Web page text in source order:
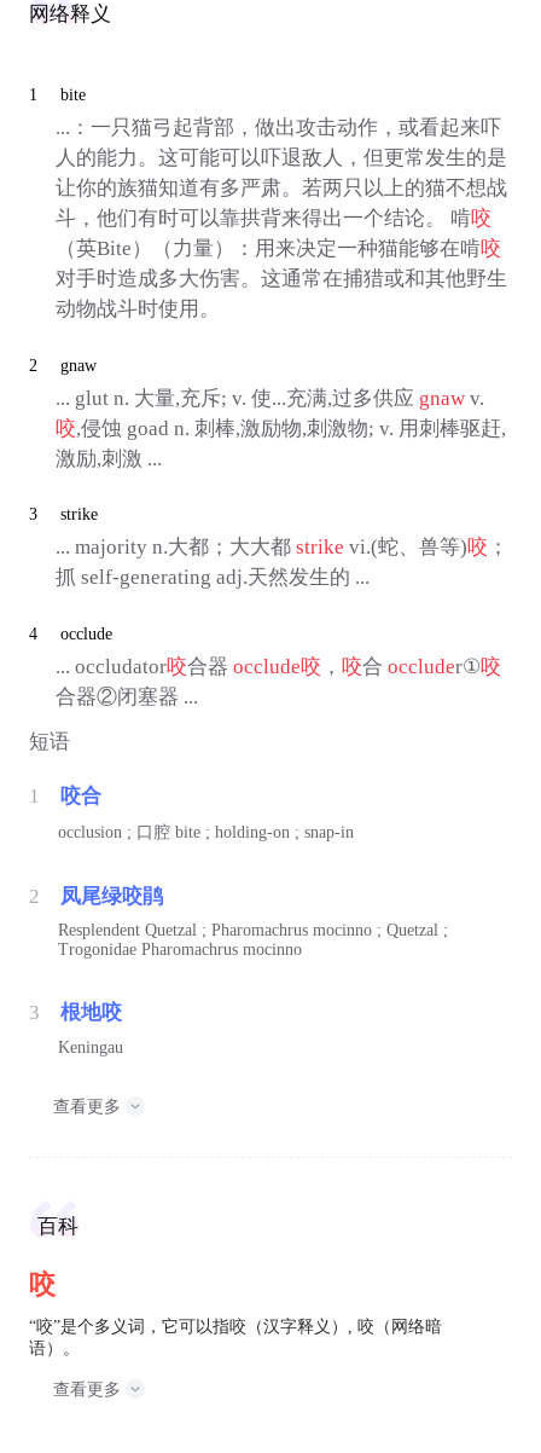
网络释义
1 bite
...：一只猫弓起背部，做出攻击动作，或看起来吓
人的能力。这可能可以吓退敌人，但更常发生的是
让你的族猫知道有多严肃。若两只以上的猫不想战
斗，他们有时可以靠拱背来得出一个结论。 啃咬
（英Bite）（力量）：用来决定一种猫能够在啃咬
对手时造成多大伤害。这通常在捕猎或和其他野生
动物战斗时使用。
2 gnaw
... glut n. 大量,充斥; v. 使...充满,过多供应 gnawv.
咬,侵蚀 goad n. 刺棒,激励物,刺激物; v. 用刺棒驱赶,
激励,刺激 ...
3 strike
... majority n.大都；大大都 strike vi.(蛇、兽等)咬 ；
抓 self-generating adj.天然发生的 ...
4 occlude
... occludator咬合器 occlude咬 ， 咬合 occluder①咬
合器②闭塞器 ...
短语
1 咬合
occlusion ; 口腔 bite ; holding-on ; snap-in
2 凤尾绿咬鹃
Resplendent Quetzal ; Pharomachrus mocinno ; Quetzal ;
Trogonidae Pharomachrus mocinno
3 根地咬
Keningau
查看更多
百科
咬
“咬”是个多义词，它可以指咬（汉字释义）, 咬（网络暗
语）。
查看更多